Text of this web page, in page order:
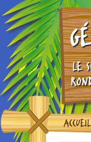
LE
ACCUEIL